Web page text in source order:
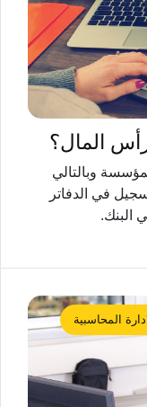
المال؟
وبالتالي
في الدفاتر
البنك.
المحاسبية